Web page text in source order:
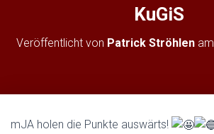
KuGiS
Veröffentlicht von Patrick Ströhlenam
mJA holen die Punkte auswärts!